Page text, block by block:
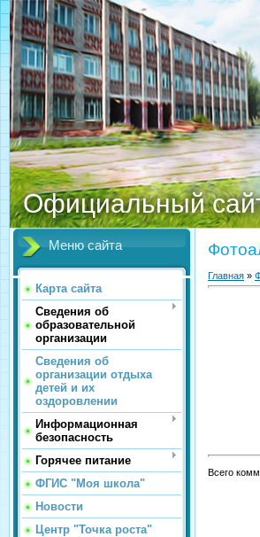
Официальный
Меню сайта
Карта сайта
Сведения об
образовательной
организации
Сведения об
организации отдыха
детей и их
оздоровлении
Информационная
безопасность
Горячее питание
ФГИС "Моя школа"
Новости
Центр "Точка роста"
Главная »
Всего